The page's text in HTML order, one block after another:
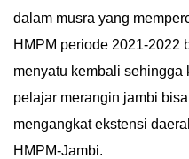
dalam musra yang
HMPM periode 2021-2022
menyatu kembali
pelajar merangin jambi
mengangkat ekstensi
HMPM-Jambi.